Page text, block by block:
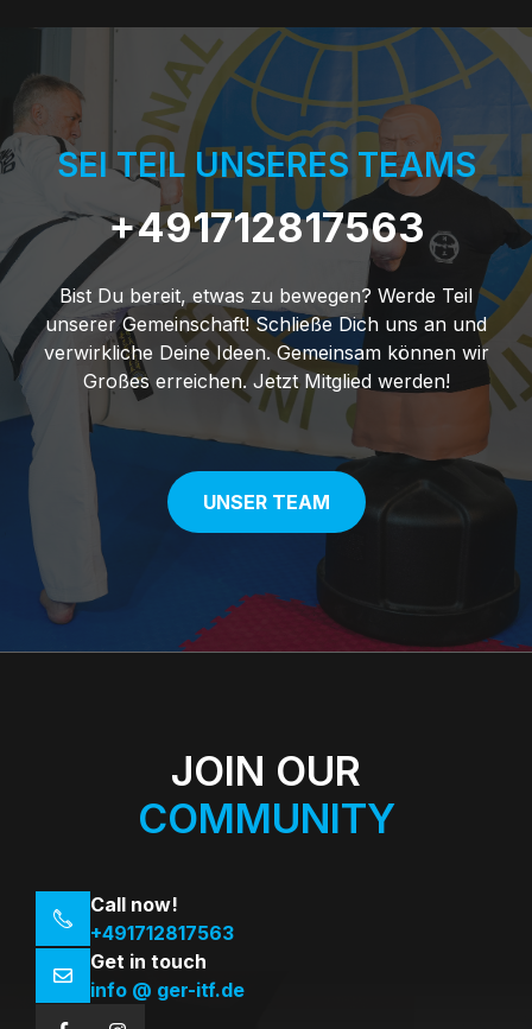
SEI TEIL UNSERES TEAMS
+491712817563
Bist Du bereit, etwas zu bewegen? Werde Teil
unserer Gemeinschaft! Schließe Dich uns an und
verwirkliche Deine Ideen. Gemeinsam können wir
Großes erreichen. Jetzt Mitglied werden!
UNSER TEAM
JOIN OUR
COMMUNITY
Call now!
+491712817563
Get in touch
info @ ger-itf.de